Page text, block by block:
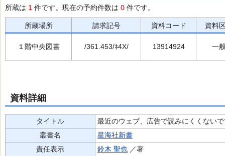
所蔵は 1 件です。現在の予約件数は 0 件です。
所蔵場所 請求記号 資料コード 資料
１階中央図書 /361.453/ﾈ4X/ 13914924 一
資料詳細
タイトル
最近のウェブ、広告で読みにくくない
叢書名
星海社新書
責任表示
鈴木 聖也 ／著